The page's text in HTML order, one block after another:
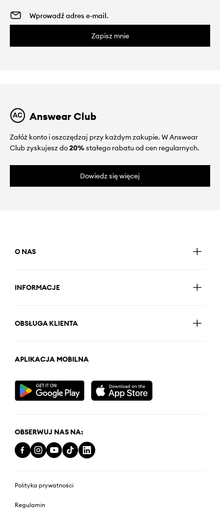
Zapisz mnie
Answear Club
Załóż konto i oszczędzaj przy każdym zakupie. W Answear
Club zyskujesz do20%stałego rabatu od cen regularnych.
Dowiedz się więcej
O NAS
INFORMACJE
OBSŁUGA KLIENTA
APLIKACJA MOBILNA
OBSERWUJ NAS NA:
Polityka prywatności
Regulamin